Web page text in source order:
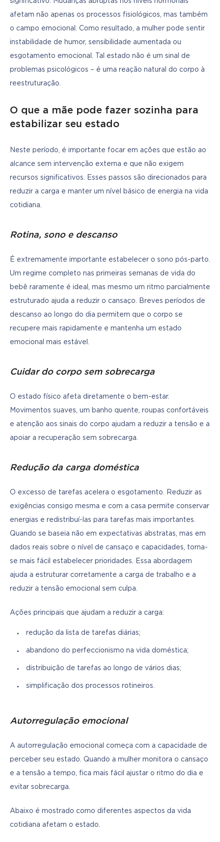
afetam não apenas os processos fisiológicos, mas também
o campo emocional. Como resultado, a mulher pode sentir
instabilidade de humor, sensibilidade aumentada ou
esgotamento emocional. Tal estado não é um sinal de
problemas psicológicos – é uma reação natural do corpo à
reestruturação.
O que a mãe pode fazer sozinha para
estabilizar seu estado
Neste período, é importante focar em ações que estão ao
alcance sem intervenção externa e que não exigem
recursos significativos. Esses passos são direcionados para
reduzir a carga e manter um nível básico de energia na vida
cotidiana.
Rotina, sono e descanso
É extremamente importante estabelecer o sono pós-parto.
Um regime completo nas primeiras semanas de vida do
bebê raramente é ideal, mas mesmo um ritmo parcialmente
estruturado ajuda a reduzir o cansaço. Breves períodos de
descanso ao longo do dia permitem que o corpo se
recupere mais rapidamente e mantenha um estado
emocional mais estável.
Cuidar do corpo sem sobrecarga
O estado físico afeta diretamente o bem-estar.
Movimentos suaves, um banho quente, roupas confortáveis
e atenção aos sinais do corpo ajudam a reduzir a tensão e a
apoiar a recuperação sem sobrecarga.
Redução da carga doméstica
O excesso de tarefas acelera o esgotamento. Reduzir as
exigências consigo mesma e com a casa permite conservar
energias e redistribuí-las para tarefas mais importantes.
Quando se baseia não em expectativas abstratas, mas em
dados reais sobre o nível de cansaço e capacidades, torna-
se mais fácil estabelecer prioridades. Essa abordagem
ajuda a estruturar corretamente a carga de trabalho e a
reduzir a tensão emocional sem culpa.
Ações principais que ajudam a reduzir a carga:
redução da lista de tarefas diárias;
abandono do perfeccionismo na vida doméstica;
distribuição de tarefas ao longo de vários dias;
simplificação dos processos rotineiros.
Autorregulação emocional
A autorregulação emocional começa com a capacidade de
perceber seu estado. Quando a mulher monitora o cansaço
e a tensão a tempo, fica mais fácil ajustar o ritmo do dia e
evitar sobrecarga.
Abaixo é mostrado como diferentes aspectos da vida
cotidiana afetam o estado.